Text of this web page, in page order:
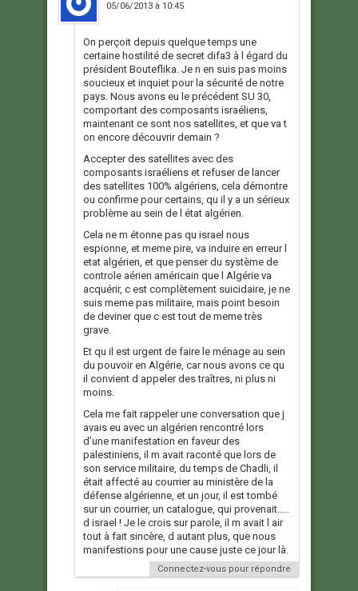
05/06/2013 à 10:45
On perçoit depuis quelque temps une
certaine hostilité de secret difa3 à l égard du
président Bouteflika. Je n en suis pas moins
soucieux et inquiet pour la sécurité de notre
pays. Nous avons eu le précédent SU 30,
comportant des composants israéliens,
maintenant ce sont nos satellites, et que va t
on encore découvrir demain ?
Accepter des satellites avec des
composants israéliens et refuser de lancer
des satellites 100% algériens, cela démontre
ou confirme pour certains, qu il y a un sérieux
problème au sein de l état algérien.
Cela ne m étonne pas qu israel nous
espionne, et meme pire, va induire en erreur l
etat algérien, et que penser du système de
controle aérien américain que l Algérie va
acquérir, c est complètement suicidaire, je ne
suis meme pas militaire, mais point besoin
de deviner que c est tout de meme très
grave.
Et qu il est urgent de faire le ménage au sein
du pouvoir en Algérie, car nous avons ce qu
il convient d appeler des traîtres, ni plus ni
moins.
Cela me fait rappeler une conversation que j
avais eu avec un algérien rencontré lors
d’une manifestation en faveur des
palestiniens, il m avait raconté que lors de
son service militaire, du temps de Chadli, il
était affecté au courrier au ministère de la
défense algérienne, et un jour, il est tombé
sur un courrier, un catalogue, qui provenait…..
d israel ! Je le crois sur parole, il m avait l air
tout à fait sincère, d autant plus, que nous
manifestions pour une cause juste ce jour là.
Connectez-vous pour répondre